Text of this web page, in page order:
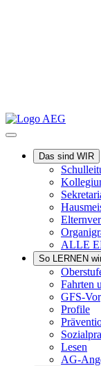
Das sind WIR
ALLE
So LERNEN
Fahrten
GFS-
Profile
Lesen
AG-